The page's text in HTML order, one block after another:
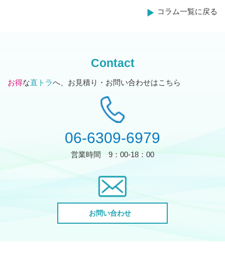
コラム一覧に戻る
Contact
お得な直トラへ、お見積り・お問い合わせはこちら
06-6309-6979
営業時間 9：00-18：00
お問い合わせ